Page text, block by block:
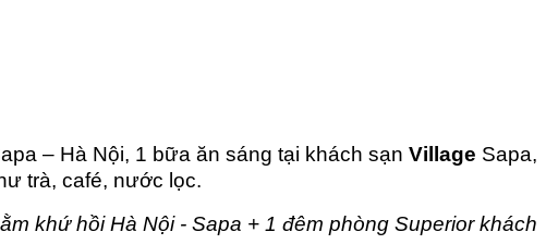
– Hà Nội, 1 bữa ăn sáng tại khách sạn Village Sapa,
trà, café, nước lọc.
khứ hồi Hà Nội - Sapa + 1 đêm phòng Superior khách